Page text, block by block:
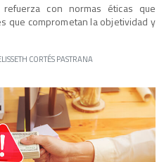
con normas éticas que
que comprometan la objetividad y
CORTÉS PASTRANA